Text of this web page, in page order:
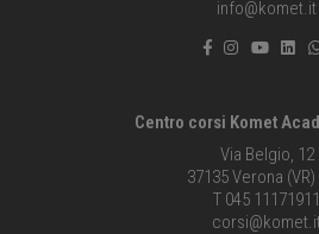
info@komet.it
Centro corsi Komet
Via Belgio, 12
37135 Verona
T 045 11171911
corsi@komet.it